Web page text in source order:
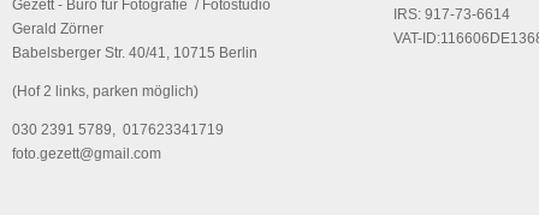
Gezett - Büro für Fotografie / Fotostudio
Gerald Zörner
Babelsberger Str. 40/41, 10715 Berlin
(Hof 2 links, parken möglich)
030 2391 5789, 017623341719
foto.gezett@gmail.com
IRS: 917-73-6614
VAT-